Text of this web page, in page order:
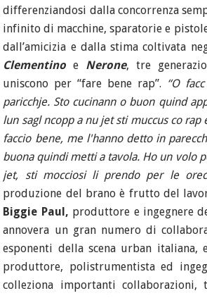
differenziandosi dalla concorrenza
infinito di macchine, sparatorie e
dall’amicizia e dalla stima coltivata
Clementino e Nerone, tre
uniscono per “fare bene rap”. “O
paricchje. Sto cucinann o buon quind
lun sagl ncopp a nu jet sti muccus co rap
faccio bene, me l'hanno detto in
buona quindi metti a tavola. Ho un volo
jet, sti mocciosi li prendo per le
produzione del brano è frutto del
Biggie Paul, produttore e ingegnere
annovera un gran numero di
esponenti della scena urban italiana,
produttore, polistrumentista ed
colleziona importanti collaborazioni,